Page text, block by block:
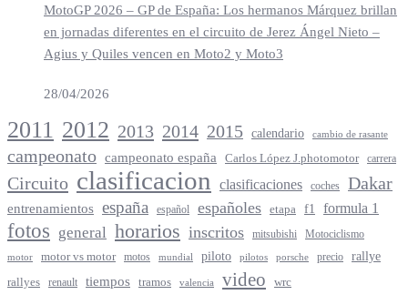
MotoGP 2026 – GP de España: Los hermanos Márquez brillan
en jornadas diferentes en el circuito de Jerez Ángel Nieto –
Agius y Quiles vencen en Moto2 y Moto3
28/04/2026
2011 2012 2013 2014 2015 calendario cambio de rasante
campeonato campeonato españa Carlos López J.photomotor carrera
Circuito clasificacion clasificaciones coches Dakar
entrenamientos españa español españoles etapa f1 formula 1
fotos general horarios inscritos mitsubishi Motociclismo
motor motor vs motor motos mundial piloto pilotos porsche precio rallye
rallyes renault tiempos tramos valencia video wrc